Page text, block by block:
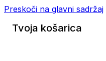
Preskoči na glavni sadržaj
Tvoja košarica